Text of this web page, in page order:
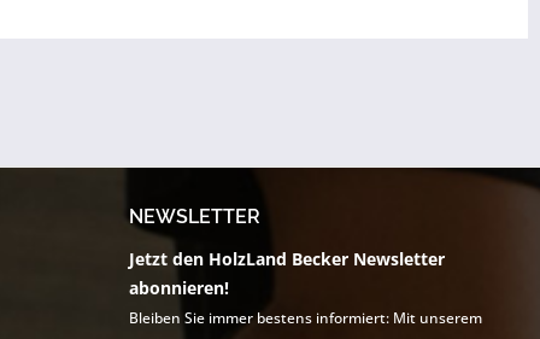
NEWSLETTER
Jetzt den HolzLand Becker Newsletter
abonnieren!
Bleiben Sie immer bestens informiert: Mit unserem